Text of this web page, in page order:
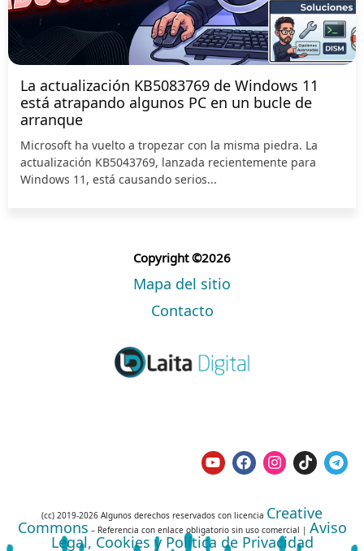
La actualización KB5083769 de Windows 11
está atrapando algunos PC en un bucle de
arranque
Microsoft ha vuelto a tropezar con la misma piedra. La
actualización KB5043769, lanzada recientemente para
Windows 11, está causando serios...
Copyright ©2026
Mapa del sitio
Contacto
(cc) 2019-2026 Algunos derechos reservados con licencia Creative
Commons – Referencia con enlace obligatorio sin uso comercial | Aviso
Legal, Cookies y Política de Privacidad